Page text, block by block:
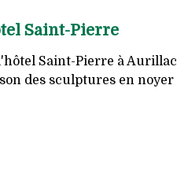
Saint-Pierre
Saint-Pierre à Aurillac
des sculptures en noyer